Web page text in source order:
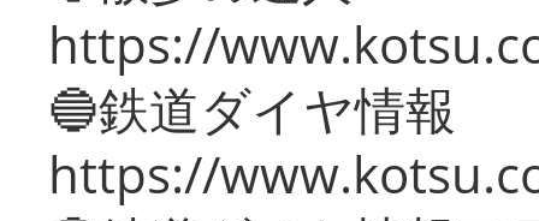
https://
🔵鉄道ダイヤ情報
https://